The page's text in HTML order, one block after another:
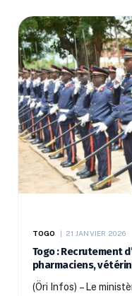
TOGO 21 JANVIER 2026
Togo : Recrutement
pharmaciens,
(Öri Infos) – Le